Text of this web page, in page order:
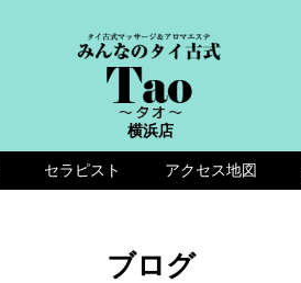
横浜店
セラピスト アクセス地図
ブログ